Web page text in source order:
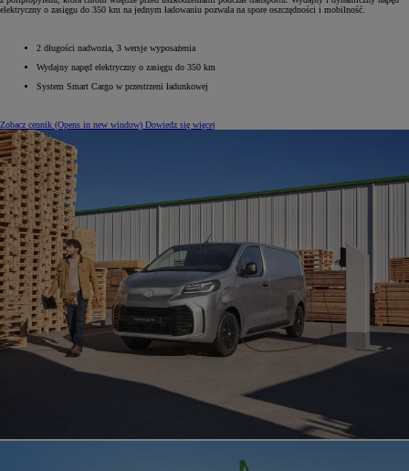
elektryczny o zasięgu do 350 km na jednym ładowaniu pozwala na spore oszczędności i mobilność.
2 długości nadwozia, 3 wersje wyposażenia
Wydajny napęd elektryczny o zasięgu do 350 km
System Smart Cargo w przestrzeni ładunkowej
Zobacz cennik (Opens in new window) Dowiedz się więcej